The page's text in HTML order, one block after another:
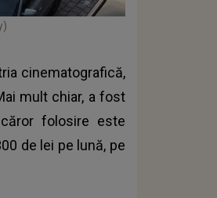
cinematografică,
mult chiar, a fost
folosire este
de lei pe lună, pe